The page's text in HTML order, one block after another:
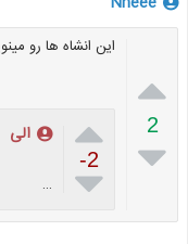

2

این انشاه ها رو

-2

الی
…